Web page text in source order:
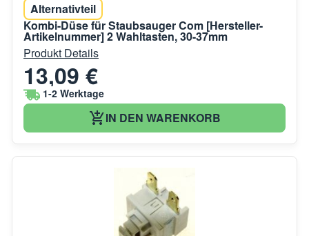
Alternativteil
Kombi-Düse für Staubsauger Com [Hersteller-
Artikelnummer] 2 Wahltasten, 30-37mm
Produkt Details
13,09 €
1-2 Werktage
IN DEN WARENKORB